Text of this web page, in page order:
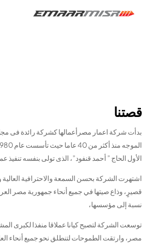
قصتنا
بدأت شركة اعمار مصرأعمالها كشركة رائدة فى
الأول الحاج ” أحمد قنفود”، الذى تولى بنفسه تنفيذ
اشتهرت الشركة بحسن السمعة والاحترافية العالية
قصيرٍ، وذاع صيتها في جميع أنحاء جمهورية مصر
نسبة إلى مؤسسها،
توسعت الشركة لتصبح كيانا عملاقا منفذا لكبرى
مصر، وارتقت الطموحات لتنطلق نحو جميع أنحاء
English